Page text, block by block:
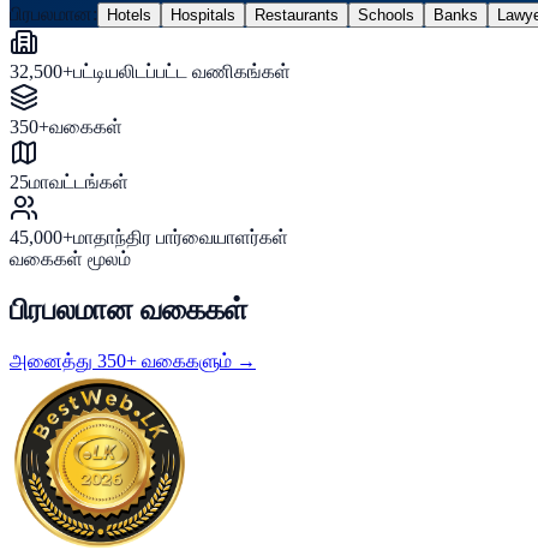
பிரபலமான:
Hotels Hospitals Restaurants Schools Banks
32,500+பட்டியலிடப்பட்ட வணிகங்கள்
350+வகைகள்
25மாவட்டங்கள்
45,000+மாதாந்திர பார்வையாளர்கள்
வகைகள் மூலம்
பிரபலமான வகைகள்
அனைத்து 350+ வகைகளும் →